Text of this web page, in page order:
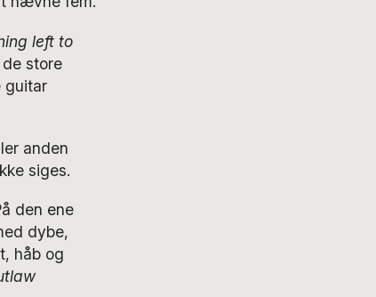
left to
store
guitar
anden
siges.
den ene
dybe,
håb og